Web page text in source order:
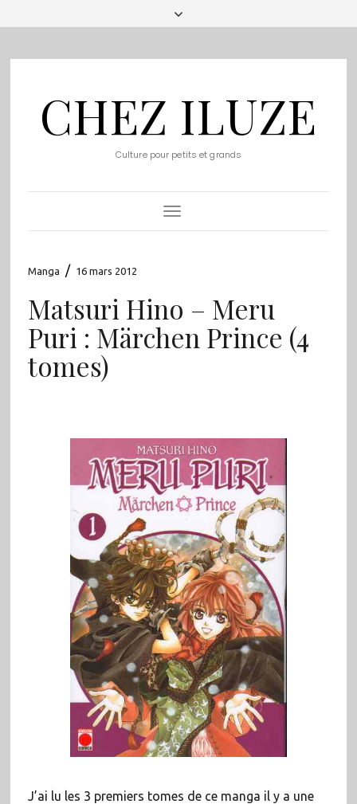
CHEZ ILUZE
Culture pour petits et grands
Toggle
Navigation
Manga / 16 mars 2012
Matsuri Hino – Meru
Puri : Märchen Prince (4
tomes)
J’ai lu les 3 premiers tomes de ce manga il y a une